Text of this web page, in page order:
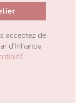
acceptez de
d'Inhanoa